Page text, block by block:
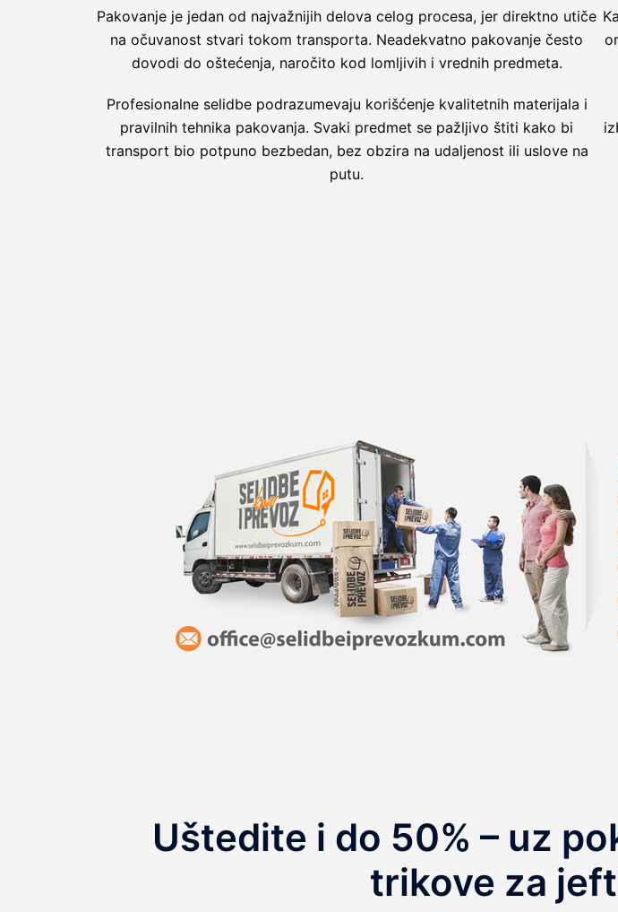
Pakovanje je jedan od najvažnijih delova celog procesa, jer direktno utiče
na očuvanost stvari tokom transporta. Neadekvatno pakovanje često
dovodi do oštećenja, naročito kod lomljivih i vrednih predmeta.
Profesionalne selidbe podrazumevaju korišćenje kvalitetnih materijala i
pravilnih tehnika pakovanja. Svaki predmet se pažljivo štiti kako bi
transport bio potpuno bezbedan, bez obzira na udaljenost ili uslove na
putu.
Uštedite i do 50% – uz
trikove za